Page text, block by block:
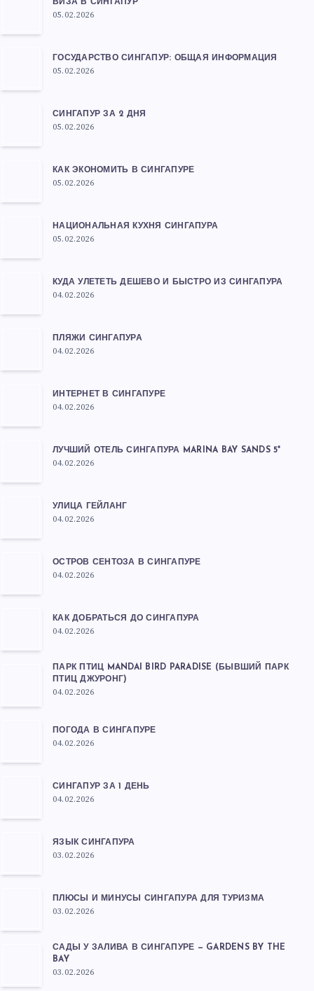
ВИЗА В СИНГАПУР
05.02.2026
ГОСУДАРСТВО СИНГАПУР: ОБЩАЯ ИНФОРМАЦИЯ
05.02.2026
СИНГАПУР ЗА 2 ДНЯ
05.02.2026
КАК ЭКОНОМИТЬ В СИНГАПУРЕ
05.02.2026
НАЦИОНАЛЬНАЯ КУХНЯ СИНГАПУРА
05.02.2026
КУДА УЛЕТЕТЬ ДЕШЕВО И БЫСТРО ИЗ СИНГАПУРА
04.02.2026
ПЛЯЖИ СИНГАПУРА
04.02.2026
ИНТЕРНЕТ В СИНГАПУРЕ
04.02.2026
ЛУЧШИЙ ОТЕЛЬ СИНГАПУРА MARINA BAY SANDS 5*
04.02.2026
УЛИЦА ГЕЙЛАНГ
04.02.2026
ОСТРОВ СЕНТОЗА В СИНГАПУРЕ
04.02.2026
КАК ДОБРАТЬСЯ ДО СИНГАПУРА
04.02.2026
ПАРК ПТИЦ MANDAI BIRD PARADISE (БЫВШИЙ ПАРК
ПТИЦ ДЖУРОНГ)
04.02.2026
ПОГОДА В СИНГАПУРЕ
04.02.2026
СИНГАПУР ЗА 1 ДЕНЬ
04.02.2026
ЯЗЫК СИНГАПУРА
03.02.2026
ПЛЮСЫ И МИНУСЫ СИНГАПУРА ДЛЯ ТУРИЗМА
03.02.2026
САДЫ У ЗАЛИВА В СИНГАПУРЕ — GARDENS BY THE
BAY
03.02.2026